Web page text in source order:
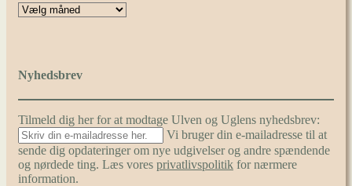
Nyhedsbrev
Tilmeld dig her for at modtage Ulven og Uglens nyhedsbrev:
Vi bruger din e-mailadresse til at
sende dig opdateringer om nye udgivelser og andre spændende
og nørdede ting. Læs vores privatlivspolitik for nærmere
information.